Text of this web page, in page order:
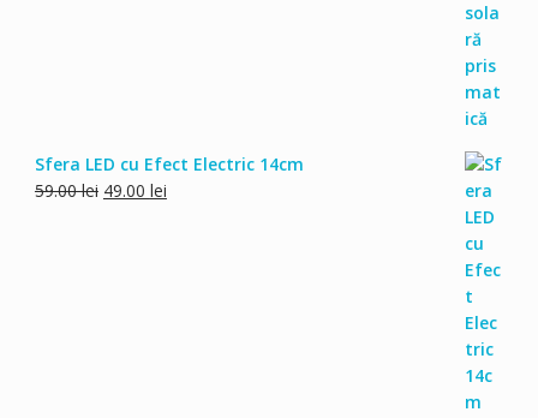
Sfera LED cu Efect Electric 14cm
59.00lei Prețul
49.00 leiPrețul